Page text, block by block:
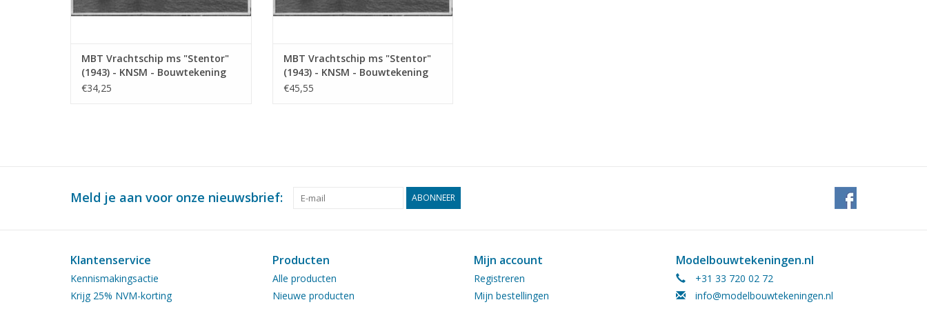
MBT Vrachtschip ms "Stentor"
(1943) - KNSM - Bouwtekening
Schaal 1 : 200 (10.10.025)
€34,25
MBT Vrachtschip ms "Stentor"
(1943) - KNSM - Bouwtekening
Schaal 1 : 100 (10.10.025/A)
€45,55
Meld je aan voor onze nieuwsbrief: ABONNEER
Klantenservice
Kennismakingsactie
Krijg 25% NVM-korting
Producten
Alle producten
Nieuwe producten
Mijn account
Registreren
Mijn bestellingen
Modelbouwtekeningen.nl
+31 33 720 02 72
info@modelbouwtekeningen.nl